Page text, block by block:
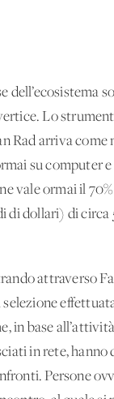
dell’ecosistema
Lo
Rad arriva
su computer
vale ormai il
di dollari) di
attraverso
selezione
in base
in rete, hanno
Persone